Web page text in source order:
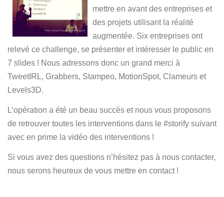
Español
mettre en avant des entreprises et
des projets utilisant la réalité
augmentée. Six entreprises ont
relevé ce challenge, se présenter et intéresser le public en
7 slides ! Nous adressons donc un grand merci à
TweetIRL, Grabbers, Stampeo, MotionSpot, Clameurs et
Levels3D.
L’opération a été un beau succès et nous vous proposons
de retrouver toutes les interventions dans le #storify suivant
avec en prime la vidéo des interventions !
Si vous avez des questions n’hésitez pas à nous contacter,
nous serons heureux de vous mettre en contact !